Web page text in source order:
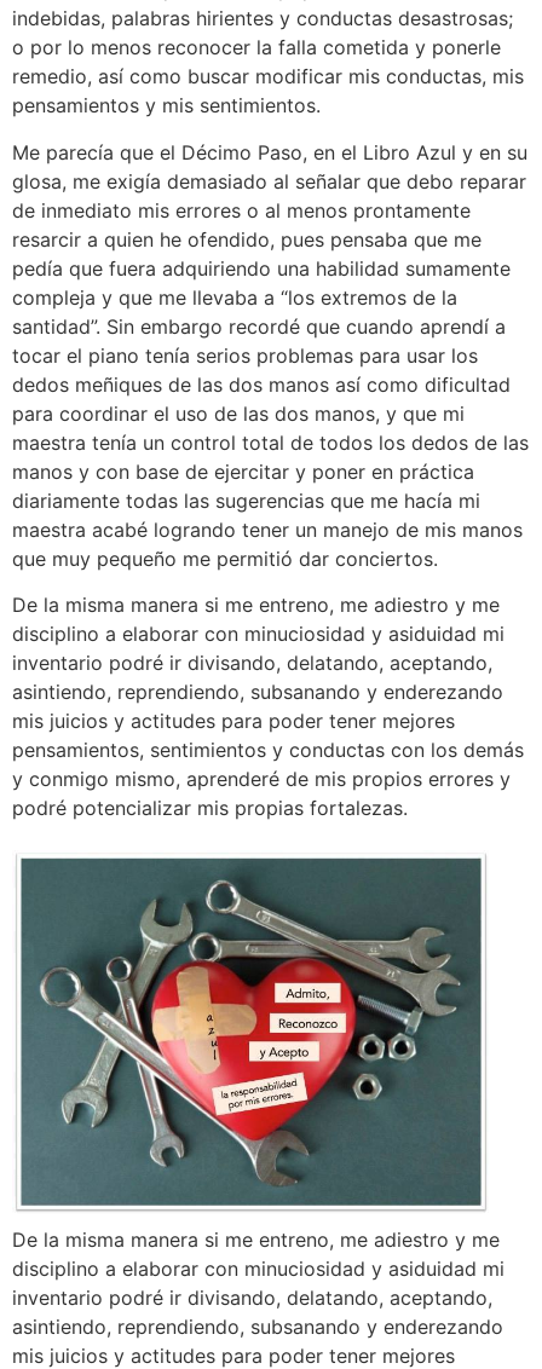
indebidas, palabras hirientes y conductas desastrosas;
o por lo menos reconocer la falla cometida y ponerle
remedio, así como buscar modificar mis conductas, mis
pensamientos y mis sentimientos.
Me parecía que el Décimo Paso, en el Libro Azul y en su
glosa, me exigía demasiado al señalar que debo reparar
de inmediato mis errores o al menos prontamente
resarcir a quien he ofendido, pues pensaba que me
pedía que fuera adquiriendo una habilidad sumamente
compleja y que me llevaba a “los extremos de la
santidad”. Sin embargo recordé que cuando aprendí a
tocar el piano tenía serios problemas para usar los
dedos meñiques de las dos manos así como dificultad
para coordinar el uso de las dos manos, y que mi
maestra tenía un control total de todos los dedos de las
manos y con base de ejercitar y poner en práctica
diariamente todas las sugerencias que me hacía mi
maestra acabé logrando tener un manejo de mis manos
que muy pequeño me permitió dar conciertos.
De la misma manera si me entreno, me adiestro y me
disciplino a elaborar con minuciosidad y asiduidad mi
inventario podré ir divisando, delatando, aceptando,
asintiendo, reprendiendo, subsanando y enderezando
mis juicios y actitudes para poder tener mejores
pensamientos, sentimientos y conductas con los demás
y conmigo mismo, aprenderé de mis propios errores y
podré potencializar mis propias fortalezas.
De la misma manera si me entreno, me adiestro y me
disciplino a elaborar con minuciosidad y asiduidad mi
inventario podré ir divisando, delatando, aceptando,
asintiendo, reprendiendo, subsanando y enderezando
mis juicios y actitudes para poder tener mejores